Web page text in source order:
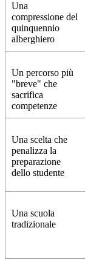
Una
compressione del
quinquennio
alberghiero
Un percorso più
"breve" che
sacrifica
competenze
Una scelta che
penalizza la
preparazione
dello studente
Una scuola
tradizionale